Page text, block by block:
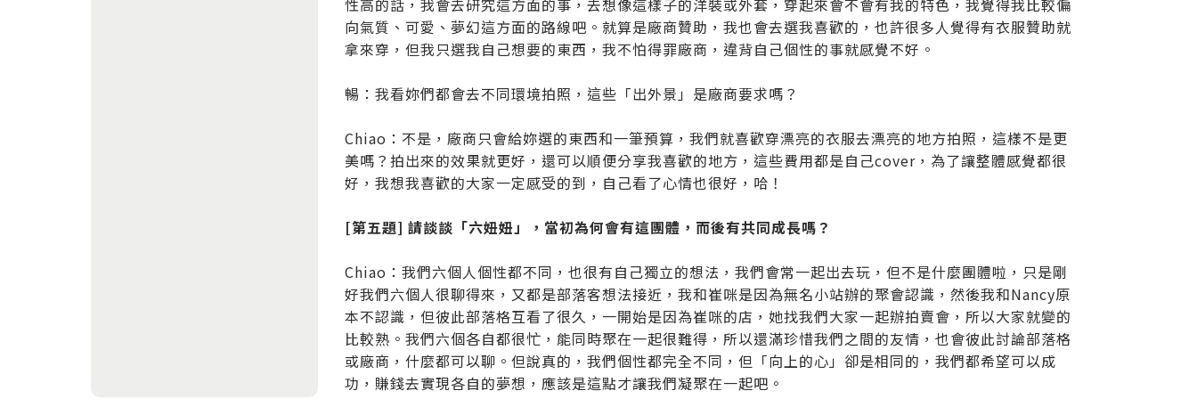
性高的話，我會去研究這方面的事，去想像這樣子的洋裝或外套，穿起來會不會有我的特色，我覺得我比較偏
向氣質、可愛、夢幻這方面的路線吧。就算是廠商贊助，我也會去選我喜歡的，也許很多人覺得有衣服贊助就
拿來穿，但我只選我自己想要的東西，我不怕得罪廠商，違背自己個性的事就感覺不好。
暢：我看妳們都會去不同環境拍照，這些「出外景」是廠商要求嗎？
Chiao：不是，廠商只會給妳選的東西和一筆預算，我們就喜歡穿漂亮的衣服去漂亮的地方拍照，這樣不是更
美嗎？拍出來的效果就更好，還可以順便分享我喜歡的地方，這些費用都是自己cover，為了讓整體感覺都很
好，我想我喜歡的大家一定感受的到，自己看了心情也很好，哈！
[第五題] 請談談「六妞妞」，當初為何會有這團體，而後有共同成長嗎？
Chiao：我們六個人個性都不同，也很有自己獨立的想法，我們會常一起出去玩，但不是什麼團體啦，只是剛
好我們六個人很聊得來，又都是部落客想法接近，我和崔咪是因為無名小站辦的聚會認識，然後我和Nancy原
本不認識，但彼此部落格互看了很久，一開始是因為崔咪的店，她找我們大家一起辦拍賣會，所以大家就變的
比較熟。我們六個各自都很忙，能同時聚在一起很難得，所以還滿珍惜我們之間的友情，也會彼此討論部落格
或廠商，什麼都可以聊。但說真的，我們個性都完全不同，但「向上的心」卻是相同的，我們都希望可以成
功，賺錢去實現各自的夢想，應該是這點才讓我們凝聚在一起吧。